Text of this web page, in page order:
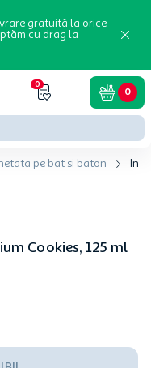
gratuită la orice
cu drag la
0
0
pe bat si baton
Cookies, 125 ml